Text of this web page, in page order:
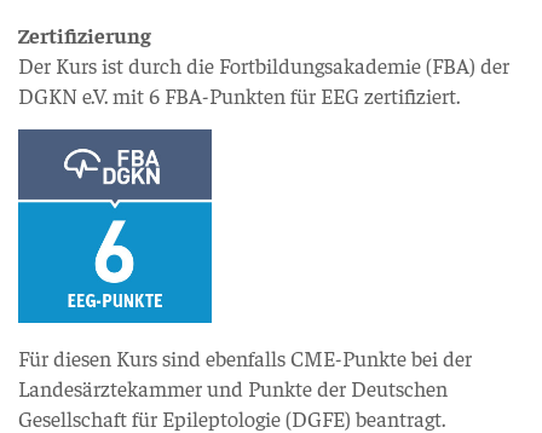
Zertifizierung
Der Kurs ist durch die Fortbildungsakademie (FBA) der
DGKN e.V. mit 6 FBA-Punkten für EEG zertifiziert.
Für diesen Kurs sind ebenfalls CME-Punkte bei der
Landesärztekammer und Punkte der Deutschen
Gesellschaft für Epileptologie (DGFE) beantragt.